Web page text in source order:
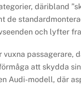
däribland
de
och lyfter
passagerare,
att skydda
Audi-modell, där